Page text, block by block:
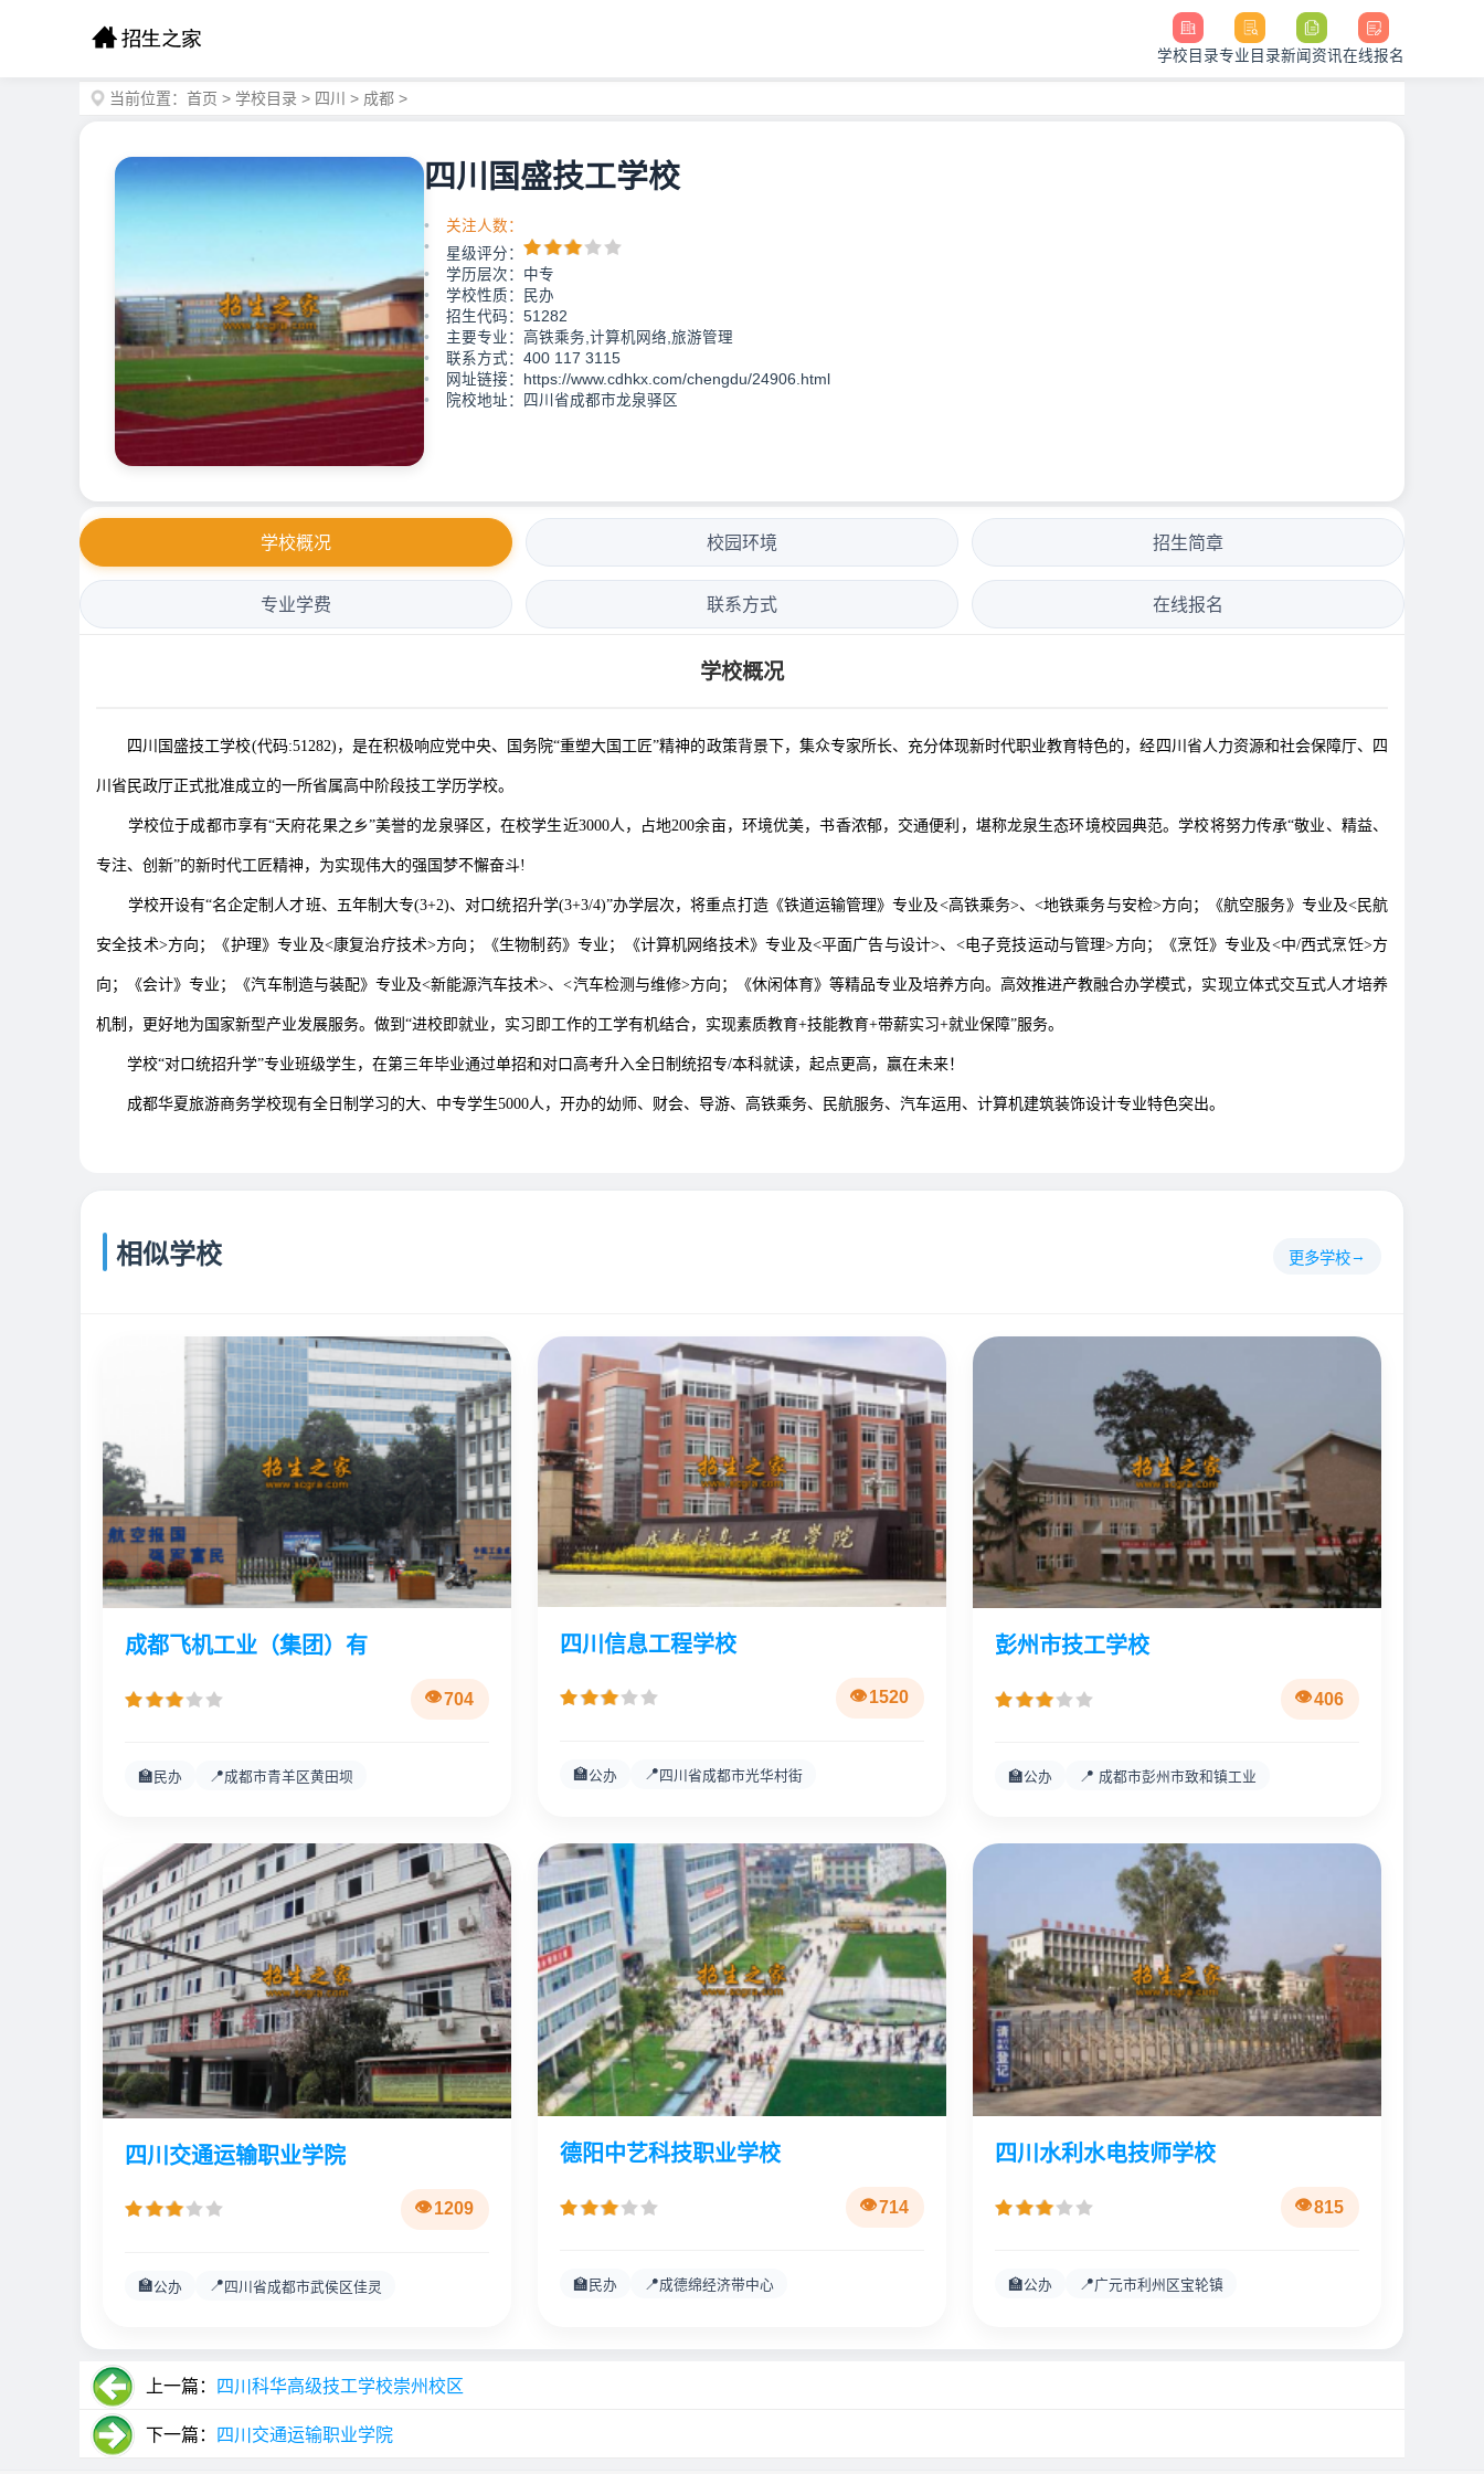
学校目录专业目录新闻资讯在线报名
当前位置： 首页 > 学校目录 > 四川 > 成都 >
四川国盛技工学校
关注人数：
星级评分：
学历层次：中专
学校性质：民办
招生代码：51282
主要专业：高铁乘务,计算机网络,旅游管理
联系方式：400 117 3115
网址链接：https://www.cdhkx.com/chengdu/24906.html
院校地址：四川省成都市龙泉驿区
学校概况 校园环境 招生简章
专业学费 联系方式 在线报名
学校概况
四川国盛技工学校(代码:51282)，是在积极响应党中央、国务院“重塑大国工匠”精神的政策背景下，集众专家所长、充分体现新时代职业教育特色的，经四川省人力资源和社会保障厅、四
川省民政厅正式批准成立的一所省属高中阶段技工学历学校。
学校位于成都市享有“天府花果之乡”美誉的龙泉驿区，在校学生近3000人，占地200余亩，环境优美，书香浓郁，交通便利，堪称龙泉生态环境校园典范。学校将努力传承“敬业、精益、
专注、创新”的新时代工匠精神，为实现伟大的强国梦不懈奋斗!
学校开设有“名企定制人才班、五年制大专(3+2)、对口统招升学(3+3/4)”办学层次，将重点打造《铁道运输管理》专业及<高铁乘务>、<地铁乘务与安检>方向；《航空服务》专业及<民航
安全技术>方向；《护理》专业及<康复治疗技术>方向；《生物制药》专业；《计算机网络技术》专业及<平面广告与设计>、<电子竞技运动与管理>方向；《烹饪》专业及<中/西式烹饪>方
向；《会计》专业；《汽车制造与装配》专业及<新能源汽车技术>、<汽车检测与维修>方向；《休闲体育》等精品专业及培养方向。高效推进产教融合办学模式，实现立体式交互式人才培养
机制，更好地为国家新型产业发展服务。做到“进校即就业，实习即工作的工学有机结合，实现素质教育+技能教育+带薪实习+就业保障”服务。
学校“对口统招升学”专业班级学生，在第三年毕业通过单招和对口高考升入全日制统招专/本科就读，起点更高，赢在未来！
成都华夏旅游商务学校现有全日制学习的大、中专学生5000人，开办的幼师、财会、导游、高铁乘务、民航服务、汽车运用、计算机建筑装饰设计专业特色突出。
相似学校 更多学校
成都飞机工业（集团）有
704
🏫 民办 📍成都市青羊区黄田坝
四川信息工程学校
1520
🏫公办 📍 四川省成都市光华村街
彭州市技工学校
406
🏫公办 📍 成都市彭州市致和镇工业
四川交通运输职业学院
1209
🏫公办 📍四川省成都市武侯区佳灵
德阳中艺科技职业学校
714
🏫 民办 📍成德绵经济带中心
四川水利水电技师学校
815
🏫公办 📍广元市利州区宝轮镇
上一篇： 四川科华高级技工学校崇州校区
下一篇： 四川交通运输职业学院